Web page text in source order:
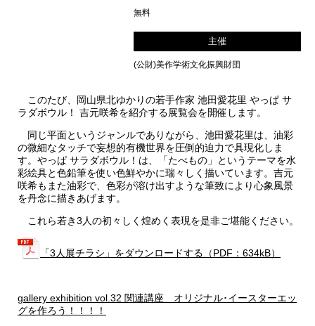
無料
主催
(公財)美作学術文化振興財団
このたび、岡山県北ゆかりの若手作家 池田愛花里 やっぱ サ
ラダボウル！ 吉元咲希を紹介する展覧会を開催します。
同じ平面というジャンルでありながら、池田愛花里は、油彩
の微細なタッチで妄想的有機世界を圧倒的迫力で具現化しま
す。やっぱ サラダボウル！は、「たべもの」というテーマを水
彩絵具と色鉛筆を使い色鮮やかに瑞々しく描いています。吉元
咲希もまた油彩で、色彩が溶け出すような筆致により心象風景
を丹念に描きあげます。
これら若き3人の初々しく煌めく表現を是非ご堪能ください。
「3人展チラシ」をダウンロードする（PDF：634kB）
gallery exhibition vol.32 関連講座 オリジナル･イースターエッ
グを作ろう！！！！